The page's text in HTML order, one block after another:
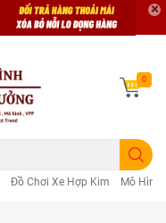
Đồ Chơi Xe Hợp Kim Mô Hình
0